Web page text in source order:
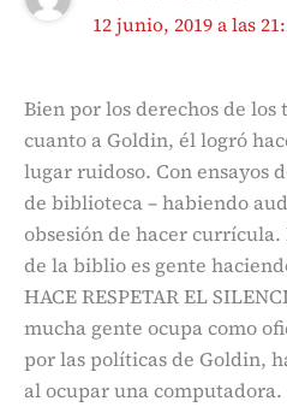
12 junio, 2019 a las
Bien por los derechos de
cuanto a Goldin, él logró
lugar ruidoso. Con ensayos
de biblioteca – habiendo
obsesión de hacer
de la biblio es gente
HACE RESPETAR EL
mucha gente ocupa como
por las políticas de Goldin,
al ocupar una